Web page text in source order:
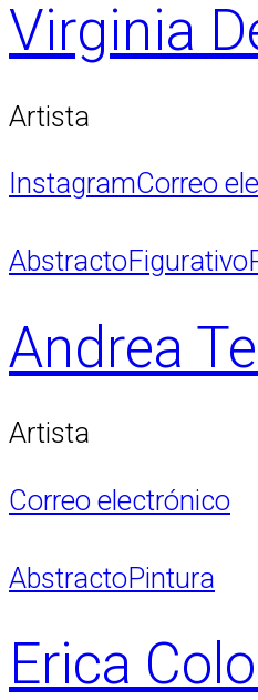
Virginia
Artista
InstagramCorreo
AbstractoFigurativo
Andrea
Artista
Correo electrónico
AbstractoPintura
Erica